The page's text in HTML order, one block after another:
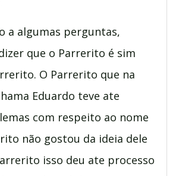
a algumas perguntas,
que o Parrerito é sim
O Parrerito que na
Eduardo teve ate
com respeito ao nome
não gostou da ideia dele
isso deu ate processo